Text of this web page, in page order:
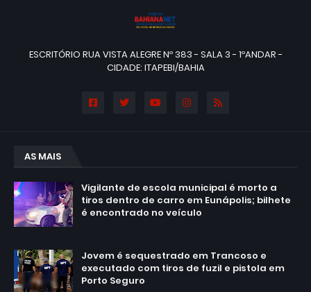
ESCRITÓRIO RUA VISTA ALEGRE Nº 383 - SALA 3 - 1ºANDAR -
CIDADE: ITAPEBI/BAHIA
AS MAIS
Vigilante de escola municipal é morto a
tiros dentro de carro em Eunápolis; bilhete
é encontrado no veículo
Jovem é sequestrado em Trancoso e
executado com tiros de fuzil e pistola em
Porto Seguro